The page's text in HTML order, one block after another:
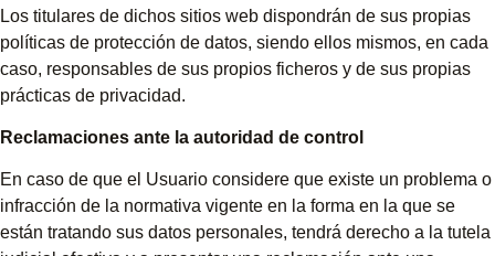
Los titulares de dichos sitios web dispondrán de sus propias
políticas de protección de datos, siendo ellos mismos, en cada
caso, responsables de sus propios ficheros y de sus propias
prácticas de privacidad.
Reclamaciones ante la autoridad de control
En caso de que el Usuario considere que existe un problema o
infracción de la normativa vigente en la forma en la que se
están tratando sus datos personales, tendrá derecho a la tutela